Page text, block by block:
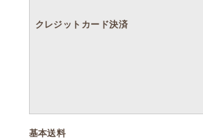
クレジットカード決済
基本送料